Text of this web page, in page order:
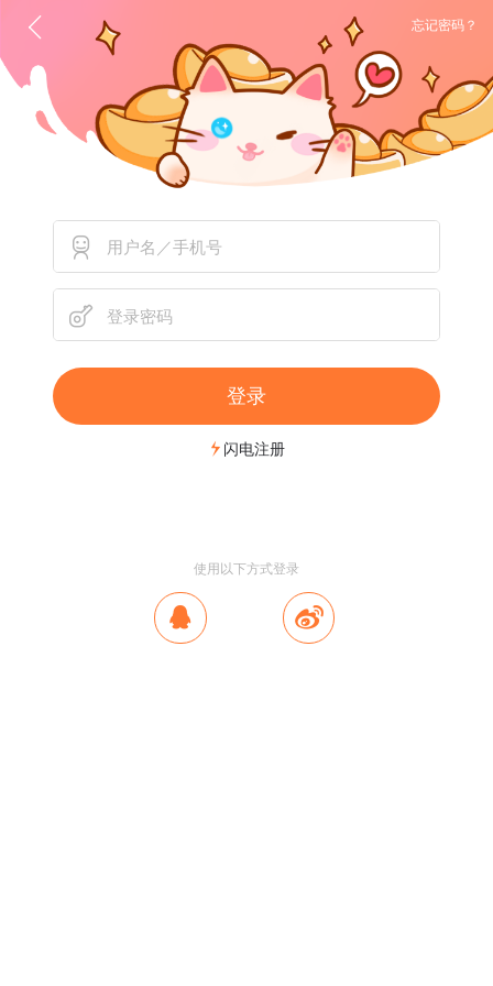
忘记密码？
登录
闪电注册
使用以下方式登录